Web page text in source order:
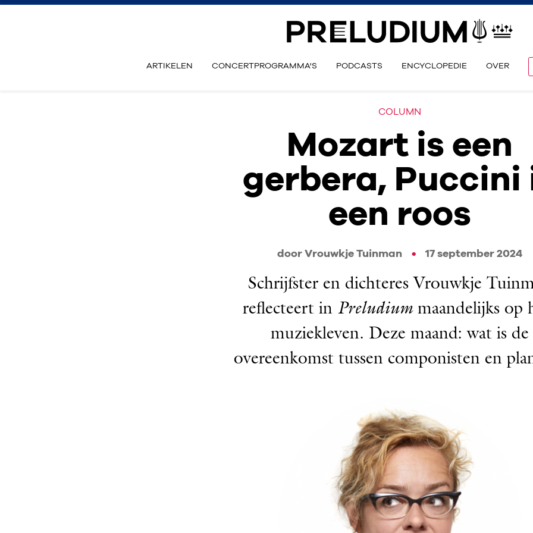
ARTIKELEN CONCERTPROGRAMMA'S PODCASTS ENCYCLOPEDIE OVER
COLUMN
Mozart is een
gerbera, Puccini
een roos
door Vrouwkje Tuinman 17 september 2024
Schrijfster en dichteres Vrouwkje
reflecteert in Preludiummaandelijks op
muziekleven. Deze maand: wat is de
overeenkomst tussen componisten en